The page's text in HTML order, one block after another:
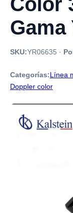
Gama
SKU:YR06635 ·
Categorías:Línea
Doppler color